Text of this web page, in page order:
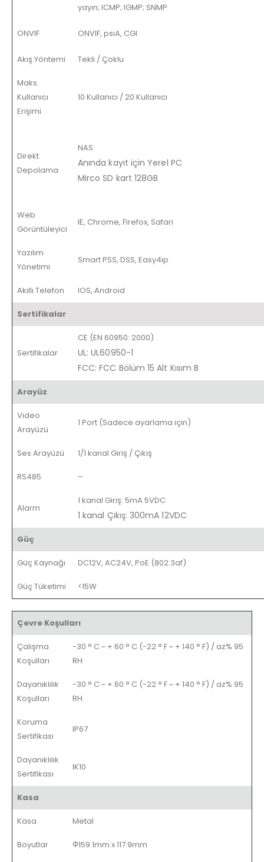
yayın; ICMP; IGMP; SNMP
ONVIF ONVIF, psiA, CGI
Akış Yöntemi Tekli / Çoklu
Maks.
Kullanıcı
Erişimi
10 Kullanıcı / 20 Kullanıcı
Direkt
Depolama
NAS
Anında kayıt için Yerel PC
Mirco SD kart 128GB
Web
Görüntüleyici
IE, Chrome, Firefox, Safari
Yazılım
Yönetimi
Smart PSS, DSS, Easy4ip
Akıllı Telefon IOS, Android
Sertifikalar
Sertifikalar
CE (EN 60950: 2000)
UL: UL60950-1
FCC: FCC Bölüm 15 Alt Kısım B
Arayüz
Video
Arayüzü
1 Port (Sadece ayarlama için)
Ses Arayüzü 1/1 kanal Giriş / Çıkış
RS485 –
Alarm
1 kanal Giriş: 5mA 5VDC
1 kanal Çıkış: 300mA 12VDC
Güç
Güç Kaynağı DC12V, AC24V, PoE (802.3af)
Güç Tüketimi <15W
Çevre Koşulları
Çalışma
Koşulları
-30 ° C ~ + 60 ° C (-22 ° F ~ + 140 ° F) / az% 95
RH
Dayanıklılık
Koşulları
-30 ° C ~ + 60 ° C (-22 ° F ~ + 140 ° F) / az% 95
RH
Koruma
Sertifikası
IP67
Dayanıklılık
Sertifikası
IK10
Kasa
Kasa Metal
Boyutlar Φ159.1mm x 117.9mm